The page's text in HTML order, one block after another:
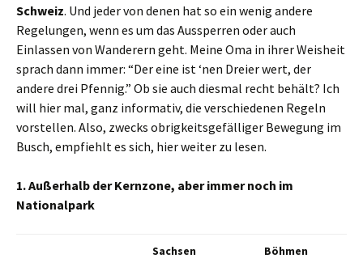
Schweiz. Und jeder von denen hat so ein wenig andere
Regelungen, wenn es um das Aussperren oder auch
Einlassen von Wanderern geht. Meine Oma in ihrer Weisheit
sprach dann immer: “Der eine ist ‘nen Dreier wert, der
andere drei Pfennig.” Ob sie auch diesmal recht behält? Ich
will hier mal, ganz informativ, die verschiedenen Regeln
vorstellen. Also, zwecks obrigkeitsgefälliger Bewegung im
Busch, empfiehlt es sich, hier weiter zu lesen.
1. Außerhalb der Kernzone, aber immer noch im
Nationalpark
Sachsen Böhmen